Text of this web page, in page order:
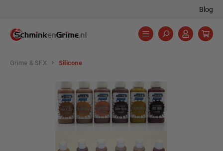
Blog
Grime & SFX Silicone
Afbeeldingengalerij overslaan